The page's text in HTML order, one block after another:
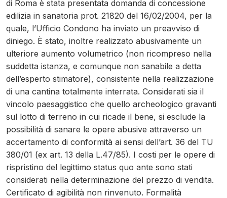
di Roma è stata presentata domanda di concessione
edilizia in sanatoria prot. 21820 del 16/02/2004, per la
quale, l’Ufficio Condono ha inviato un preavviso di
diniego. È stato, inoltre realizzato abusivamente un
ulteriore aumento volumetrico (non ricompreso nella
suddetta istanza, e comunque non sanabile a detta
dell’esperto stimatore), consistente nella realizzazione
di una cantina totalmente interrata. Considerati sia il
vincolo paesaggistico che quello archeologico gravanti
sul lotto di terreno in cui ricade il bene, si esclude la
possibilità di sanare le opere abusive attraverso un
accertamento di conformità ai sensi dell’art. 36 del TU
380/01 (ex art. 13 della L.47/85). I costi per le opere di
rispristino del legittimo status quo ante sono stati
considerati nella determinazione del prezzo di vendita.
Certificato di agibilità non rinvenuto. Formalità